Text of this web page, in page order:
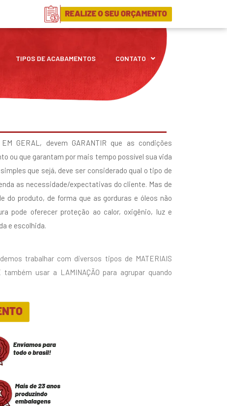
TIPOS DE ACABAMENTOS CONTATO
GERAL, devem GARANTIR que as condições
ou que garantam por mais tempo possível sua vida
que sejá, deve ser considerado qual o tipo de
as necessidade/expectativas do cliente. Mas de
do produto, de forma que as gorduras e óleos não
pode oferecer proteção ao calor, oxigênio, luz e
e escolhida.
trabalhar com diversos tipos de MATERIAIS
também usar a LAMINAÇÃO para agrupar quando